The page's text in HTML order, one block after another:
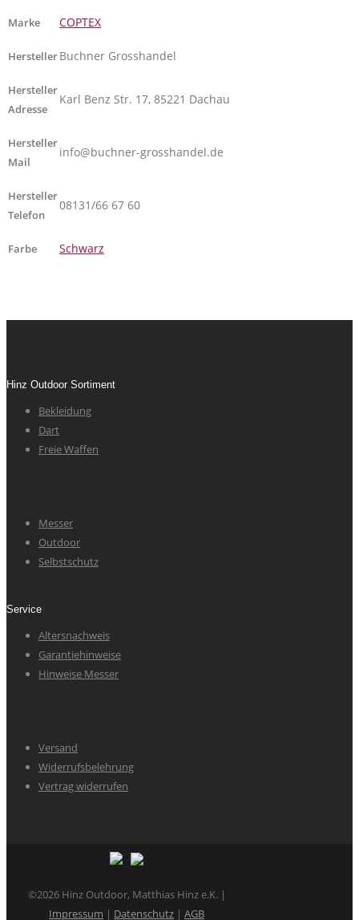
Marke COPTEX
HerstellerBuchner Grosshandel
Hersteller
Adresse
Karl Benz Str. 17, 85221 Dachau
Hersteller
Mail
info@buchner-grosshandel.de
Hersteller
Telefon
08131/66 67 60
Farbe Schwarz
Hinz Outdoor Sortiment
Bekleidung
Dart
Freie Waffen
Messer
Outdoor
Selbstschutz
Service
Altersnachweis
Garantiehinweise
Hinweise Messer
Versand
Widerrufsbelehrung
Vertrag widerrufen
©2026 Hinz Outdoor, Matthias Hinz e.K. |
Impressum | Datenschutz | AGB